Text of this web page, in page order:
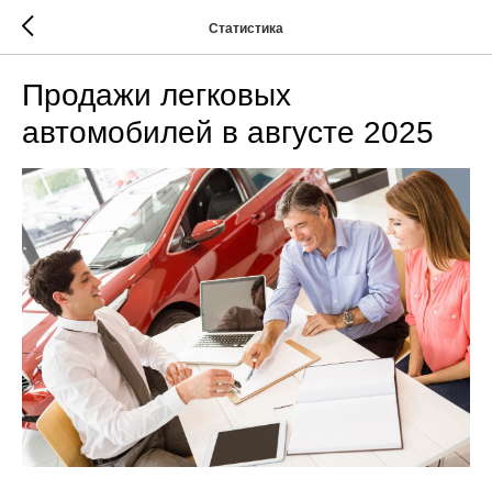
Статистика
Продажи легковых
автомобилей в августе 2025